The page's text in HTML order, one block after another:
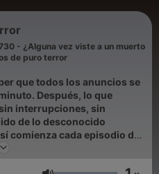
- ¿Alguna vez viste a un muerto
de puro terror
que todos los anuncios se
Después, lo que
interrupciones, sin
de lo desconocido
comienza cada episodio de
donde las historias de